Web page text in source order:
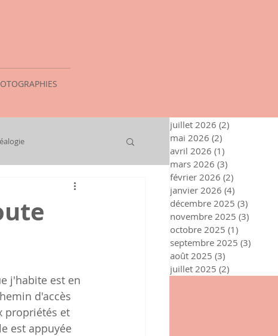
j'habite est en
d'accès
propriétés et
est appuyée
juillet 2026 (2)
mai 2026 (2)
avril 2026 (1)
mars 2026 (3)
février 2026 (2)
janvier 2026 (4)
décembre 2025 (3)
novembre 2025 (3)
octobre 2025 (1)
septembre 2025 (3)
août 2025 (3)
juillet 2025 (2)